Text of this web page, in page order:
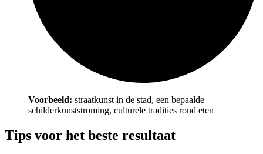
Voorbeeld: straatkunst in de stad, een bepaalde
schilderkunststroming, culturele tradities rond eten
Tips voor het beste resultaat